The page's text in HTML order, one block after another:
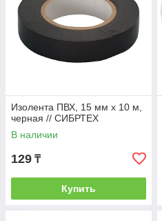
Изолента ПВХ, 15 мм х 10 м,
черная // СИБРТЕХ
В наличии
129 ₸
Купить